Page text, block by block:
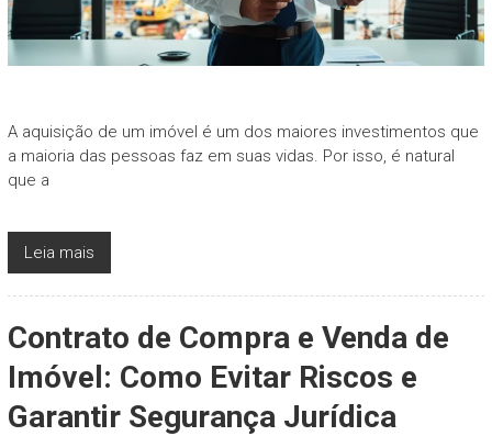
A aquisição de um imóvel é um dos maiores investimentos que
a maioria das pessoas faz em suas vidas. Por isso, é natural
que a
Leia mais
Contrato de Compra e Venda de
Imóvel: Como Evitar Riscos e
Garantir Segurança Jurídica